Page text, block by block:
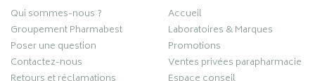
Qui sommes-nous ?
Groupement Pharmabest
Poser une question
Contactez-nous
Accueil
Laboratoires & Marques
Promotions
Ventes privées parapharmacie